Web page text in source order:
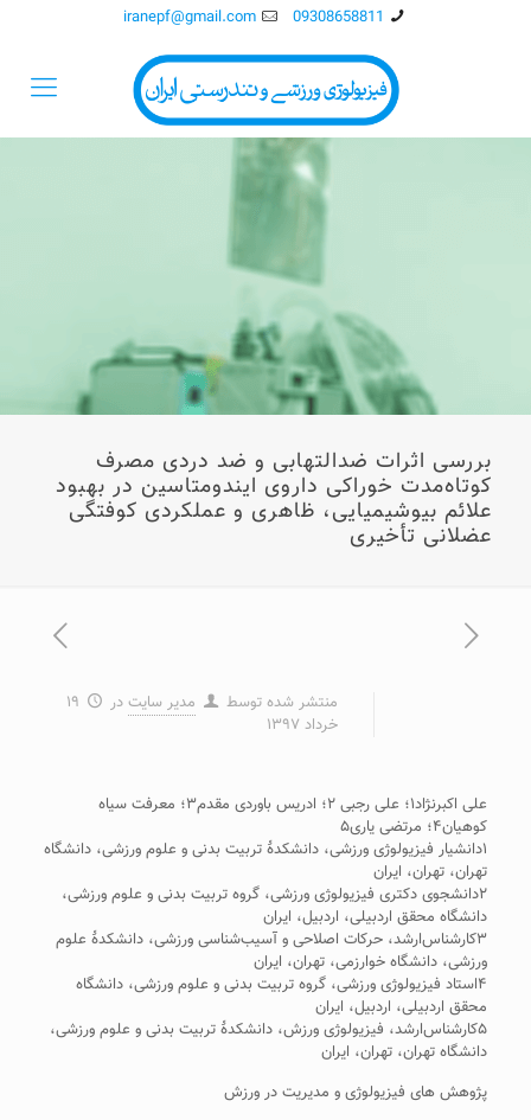
09308658811
iranepf@gmail.com
بررسی اثرات ضدالتهابی و ضد دردی مصرف
کوتاه‌مدت خوراکی داروی ایندومتاسین در بهبود
علائم بیوشیمیایی، ظاهری و عملکردی کوفتگی
عضلانی تأخیری
منتشر شده توسط مدیر سایت در
۱۹
خرداد ۱۳۹۷
علی اکبرنژاد۱؛ علی رجبی ۲؛ ادریس باوردی مقدم۳؛ معرفت سیاه
کوهیان۴؛ مرتضی یاری۵
۱دانشیار فیزیولوژی ورزشی، دانشکدۀ تربیت ‌بدنی و علوم ورزشی، دانشگاه
تهران، تهران، ایران
۲دانشجوی دکتری فیزیولوژی ورزشی، گروه تربیت ‌بدنی و علوم ورزشی،
دانشگاه محقق اردبیلی، اردبیل، ایران
۳کارشناس‌ارشد، حرکات اصلاحی و آسیب‌شناسی ورزشی، دانشکدۀ علوم
ورزشی، دانشگاه خوارزمی، تهران، ایران
۴استاد فیزیولوژی ورزشی، گروه تربیت‌ بدنی و علوم ورزشی، دانشگاه
محقق اردبیلی، اردبیل، ایران
۵کارشناس‌ارشد، فیزیولوژی ورزش، دانشکدۀ تربیت ‌بدنی و علوم ورزشی،
دانشگاه تهران، تهران، ایران
پژوهش های فیزیولوژی و مدیریت در ورزش